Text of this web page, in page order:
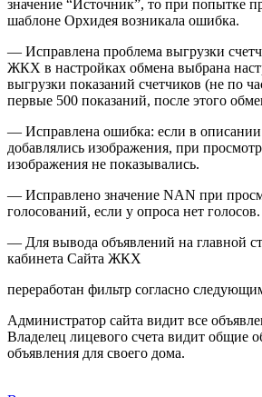
значение “Источник”, то при попытке
шаблоне Орхидея возникала ошибка.
— Исправлена проблема выгрузки
ЖКХ в настройках обмена выбрана
выгрузки показаний счетчиков (не по
первые 500 показаний, после этого
— Исправлена ошибка: если в описании
добавлялись изображения, при
изображения не показывались.
— Исправлено значение NAN при
голосований, если у опроса нет голосов.
— Для вывода объявлений на главной
кабинета Сайта ЖКХ
переработан фильтр согласно
Администратор сайта видит все
Владелец лицевого счета видит общие
объявления для своего дома.